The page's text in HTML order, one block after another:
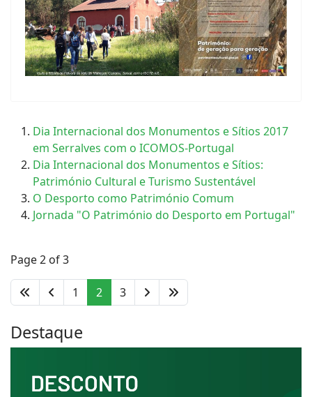
Dia Internacional dos Monumentos e Sítios 2017
em Serralves com o ICOMOS-Portugal
Dia Internacional dos Monumentos e Sítios:
Património Cultural e Turismo Sustentável
O Desporto como Património Comum
Jornada "O Património do Desporto em Portugal"
Page 2 of 3
1 2 3
Destaque